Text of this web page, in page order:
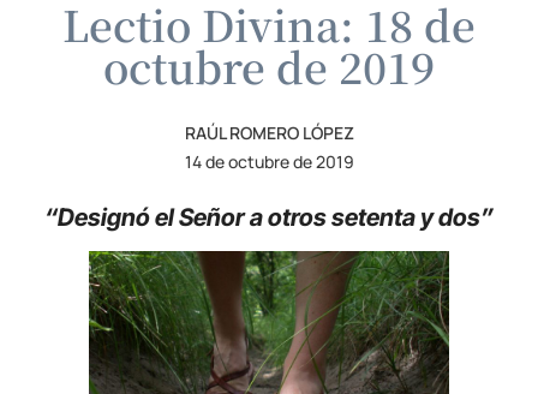
Lectio Divina: 18 de
octubre de 2019
RAÚL ROMERO LÓPEZ
14 de octubre de 2019
“Designó el Señor a otros setenta y dos”